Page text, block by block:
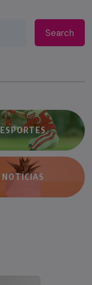
Search
ESPORTES
NOTÍCIAS